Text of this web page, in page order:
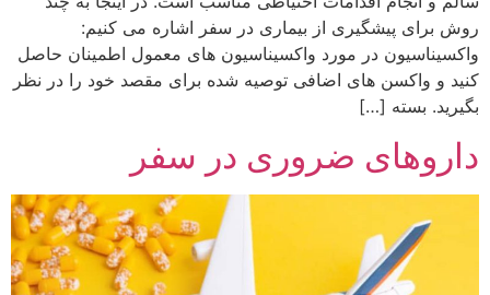
روش برای پیشگیری از بیماری در سفر اشاره می کنیم:
واکسیناسیون در مورد واکسیناسیون های معمول اطمینان حاصل
کنید و واکسن های اضافی توصیه شده برای مقصد خود را در نظر
بگیرید. بسته […]
داروهای ضروری در سفر